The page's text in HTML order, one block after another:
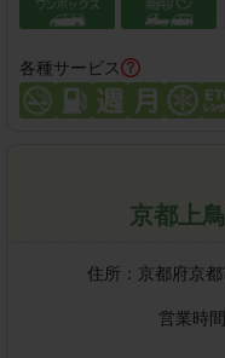
各種サービス
京都上
住所： 京都府京
営業時間